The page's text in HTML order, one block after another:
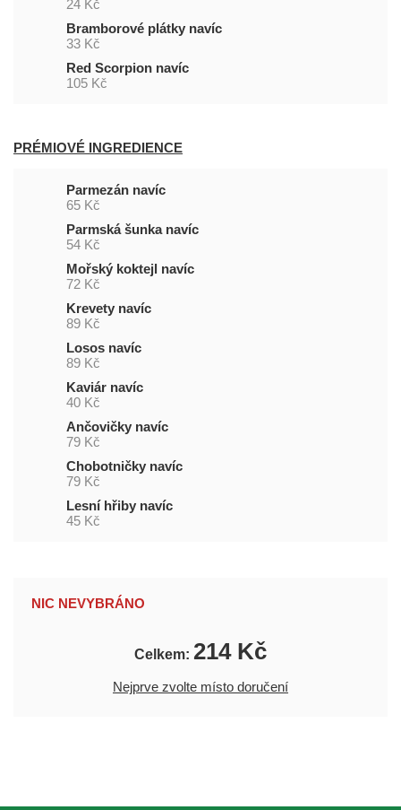
24 Kč
Bramborové plátky navíc
33 Kč
Red Scorpion navíc
105 Kč
PRÉMIOVÉ INGREDIENCE
Parmezán navíc
65 Kč
Parmská šunka navíc
54 Kč
Mořský koktejl navíc
72 Kč
Krevety navíc
89 Kč
Losos navíc
89 Kč
Kaviár navíc
40 Kč
Ančovičky navíc
79 Kč
Chobotničky navíc
79 Kč
Lesní hřiby navíc
45 Kč
NIC NEVYBRÁNO
Celkem: 214 Kč
Nejprve zvolte místo doručení